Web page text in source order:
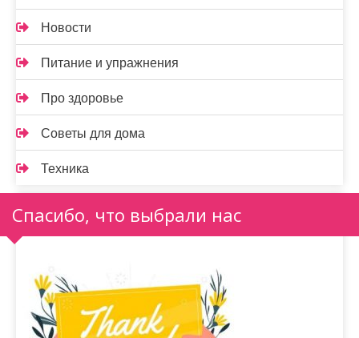
Новости
Питание и упражнения
Про здоровье
Советы для дома
Техника
Спасибо, что выбрали нас